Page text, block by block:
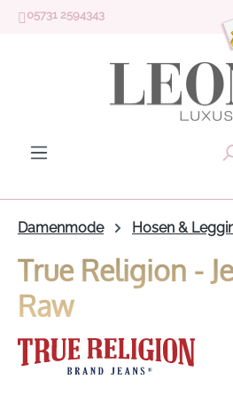
Zum Hauptinhalt springen
05731 2594343
Damenmode Hosen &
True Religion -
Raw